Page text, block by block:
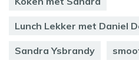
Lunch Lekker met Daniel
Sandra Ysbrandy